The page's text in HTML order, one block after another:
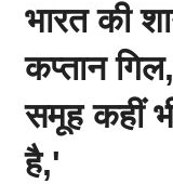
भारत की
कप्तान
समूह कहीं
है,'